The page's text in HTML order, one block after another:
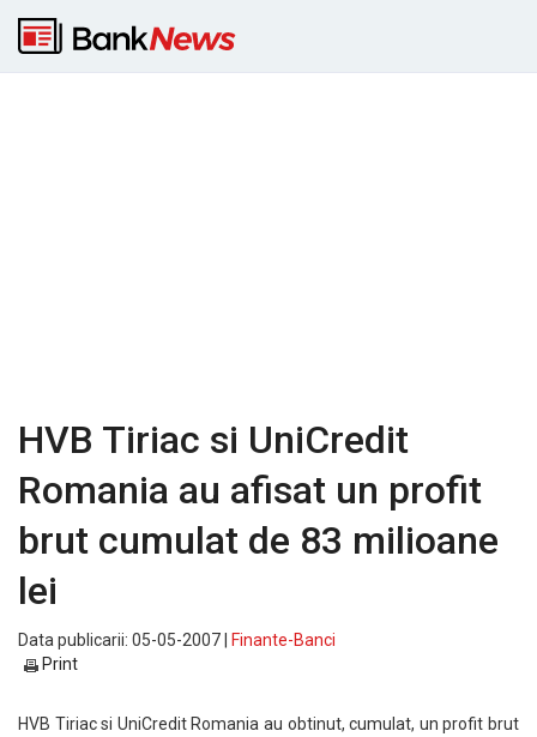
HVB Tiriac si UniCredit
Romania au afisat un profit
brut cumulat de 83 milioane
lei
Data publicarii: 05-05-2007 |
Finante-Banci
Print
HVB Tiriac si UniCredit Romania au obtinut, cumulat, un profit brut